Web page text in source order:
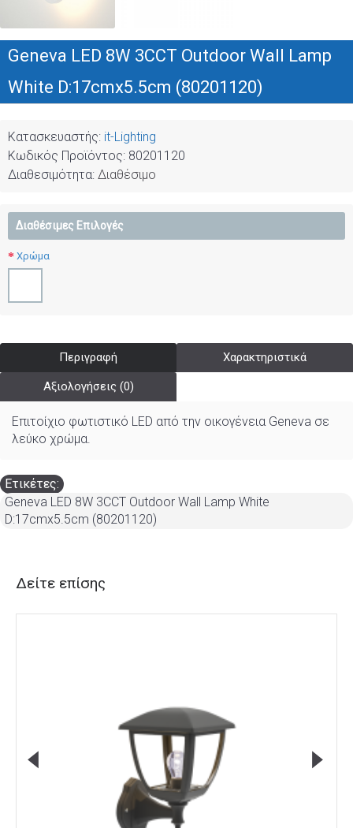
Geneva LED 8W 3CCT Outdoor Wall Lamp
White D:17cmx5.5cm (80201120)
Κατασκευαστής: it-Lighting
Κωδικός Προϊόντος: 80201120
Διαθεσιμότητα: Διαθέσιμο
Διαθέσιμες Επιλογές
Χρώμα
Περιγραφή Χαρακτηριστικά
Αξιολογήσεις (0)
Επιτοίχιο φωτιστικό LED από την οικογένεια Geneva σε
λεύκο χρώμα.
Ετικέτες:
Geneva LED 8W 3CCT Outdoor Wall Lamp White
D:17cmx5.5cm (80201120)
Δείτε επίσης